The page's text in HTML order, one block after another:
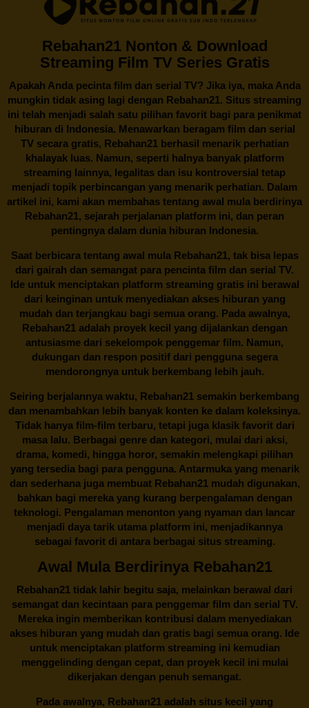
Rebahan21 Nonton & Download
Streaming Film TV Series Gratis
Apakah Anda pecinta film dan serial TV? Jika iya, maka Anda
mungkin tidak asing lagi dengan Rebahan21. Situs streaming
ini telah menjadi salah satu pilihan favorit bagi para penikmat
hiburan di Indonesia. Menawarkan beragam film dan serial
TV secara gratis, Rebahan21berhasil menarik perhatian
khalayak luas. Namun, seperti halnya banyak platform
streaming lainnya, legalitas dan isu kontroversial tetap
menjadi topik perbincangan yang menarik perhatian. Dalam
artikel ini, kami akan membahas tentang awal mula berdirinya
Rebahan21, sejarah perjalanan platform ini, dan peran
pentingnya dalam dunia hiburan Indonesia.
Saat berbicara tentang awal mula Rebahan21, tak bisa lepas
dari gairah dan semangat para pencinta film dan serial TV.
Ide untuk menciptakan platform streaming gratis ini berawal
dari keinginan untuk menyediakan akses hiburan yang
mudah dan terjangkau bagi semua orang. Pada awalnya,
Rebahan21 adalah proyek kecil yang dijalankan dengan
antusiasme dari sekelompok penggemar film. Namun,
dukungan dan respon positif dari pengguna segera
mendorongnya untuk berkembang lebih jauh.
Seiring berjalannya waktu, Rebahan21 semakin berkembang
dan menambahkan lebih banyak konten ke dalam koleksinya.
Tidak hanya film-film terbaru, tetapi juga klasik favorit dari
masa lalu. Berbagai genre dan kategori, mulai dari aksi,
drama, komedi, hingga horor, semakin melengkapi pilihan
yang tersedia bagi para pengguna. Antarmuka yang menarik
dan sederhana juga membuatRebahan21mudah digunakan,
bahkan bagi mereka yang kurang berpengalaman dengan
teknologi. Pengalaman menonton yang nyaman dan lancar
menjadi daya tarik utama platform ini, menjadikannya
sebagai favorit di antara berbagai situs streaming.
Awal Mula Berdirinya Rebahan21
Rebahan21 tidak lahir begitu saja, melainkan berawal dari
semangat dan kecintaan para penggemar film dan serial TV.
Mereka ingin memberikan kontribusi dalam menyediakan
akses hiburan yang mudah dan gratis bagi semua orang. Ide
untuk menciptakan platform streaming ini kemudian
menggelinding dengan cepat, dan proyek kecil ini mulai
dikerjakan dengan penuh semangat.
Pada awalnya, Rebahan21 adalah situs kecil yang